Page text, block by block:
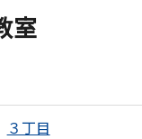
室
３丁目